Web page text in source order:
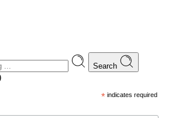
Search
* indicates required